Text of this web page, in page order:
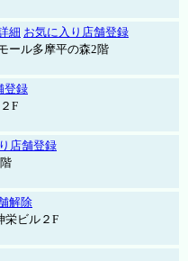
細 お気に入り店舗登録
ール多摩平の森2階
登録
F
店舗登録
解除
ビル２F